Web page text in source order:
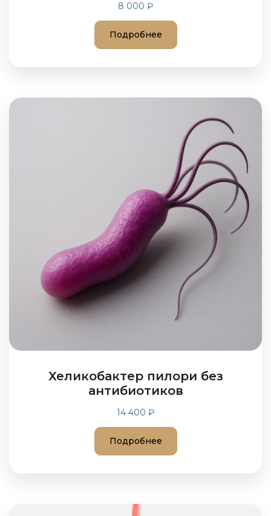
8 000 ₽
Подробнее
Хеликобактер пилори без
антибиотиков
14 400 ₽
Подробнее